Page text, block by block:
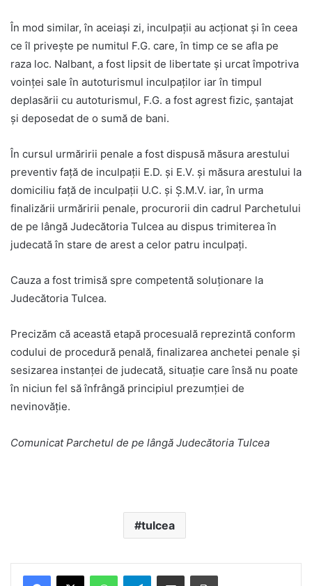
În mod similar, în aceiași zi, inculpații au acționat și în ceea
ce îl privește pe numitul F.G. care, în timp ce se afla pe
raza loc. Nalbant, a fost lipsit de libertate și urcat împotriva
voinței sale în autoturismul inculpaților iar în timpul
deplasării cu autoturismul, F.G. a fost agrest fizic, șantajat
și deposedat de o sumă de bani.
În cursul urmăririi penale a fost dispusă măsura arestului
preventiv faţă de inculpații E.D. și E.V. și măsura arestului la
domiciliu față de inculpații U.C. și Ș.M.V. iar, în urma
finalizării urmăririi penale, procurorii din cadrul Parchetului
de pe lângă Judecătoria Tulcea au dispus trimiterea în
judecată în stare de arest a celor patru inculpați.
Cauza a fost trimisă spre competentă soluţionare la
Judecătoria Tulcea.
Precizăm că această etapă procesuală reprezintă conform
codului de procedură penală, finalizarea anchetei penale şi
sesizarea instanţei de judecată, situaţie care însă nu poate
în niciun fel să înfrângă principiul prezumţiei de
nevinovăţie.
Comunicat Parchetul de pe lângă Judecătoria Tulcea
tulcea
Telegram